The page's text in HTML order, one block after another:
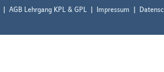
AGB Lehrgang KPL & GPL Impressum